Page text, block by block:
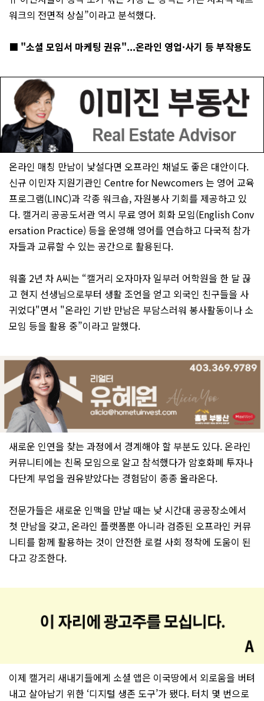
워크의 전면적 상실”이라고 분석했다.
■ "소셜 모임서 마케팅 권유"...온라인 영업·사기 등 부작용도
온라인 매칭 만남이 낯설다면 오프라인 채널도 좋은 대안이다.
신규 이민자 지원기관인 Centre for Newcomers 는 영어 교육
프로그램(LINC)과 각종 워크숍, 자원봉사 기회를 제공하고 있
다. 캘거리 공공도서관 역시 무료 영어 회화 모임(English Conv
ersation Practice) 등을 운영해 영어를 연습하고 다국적 참가
자들과 교류할 수 있는 공간으로 활용된다.
워홀 2년 차 A씨는 “캘거리 오자마자 일부러 어학원을 한 달 끊
고 현지 선생님으로부터 생활 조언을 얻고 외국인 친구들을 사
귀었다"면서 "온라인 기반 만남은 부담스러워 봉사활동이나 소
모임 등을 활용 중”이라고 말했다.
새로운 인연을 찾는 과정에서 경계해야 할 부분도 있다. 온라인
커뮤니티에는 친목 모임으로 알고 참석했다가 암호화폐 투자나
다단계 부업을 권유받았다는 경험담이 종종 올라온다.
전문가들은 새로운 인맥을 만날 때는 낮 시간대 공공장소에서
첫 만남을 갖고, 온라인 플랫폼뿐 아니라 검증된 오프라인 커뮤
니티를 함께 활용하는 것이 안전한 로컬 사회 정착에 도움이 된
다고 강조한다.
이제 캘거리 새내기들에게 소셜 앱은 이국땅에서 외로움을 버텨
내고 살아남기 위한 ‘디지털 생존 도구’가 됐다. 터치 몇 번으로